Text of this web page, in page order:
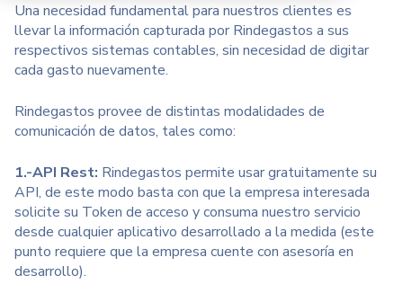
Una necesidad fundamental para nuestros clientes es
llevar la información capturada por Rindegastos a sus
respectivos sistemas contables, sin necesidad de digitar
cada gasto nuevamente.
Rindegastos provee de distintas modalidades de
comunicación de datos, tales como:
1.-API Rest: Rindegastos permite usar gratuitamente su
API, de este modo basta con que la empresa interesada
solicite su Token de acceso y consuma nuestro servicio
desde cualquier aplicativo desarrollado a la medida (este
punto requiere que la empresa cuente con asesoría en
desarrollo).